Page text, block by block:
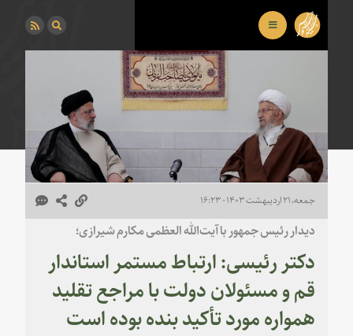
جمعه، ۲۱ اردیبهشت ۱۴۰۳ - ۱۶:۲۳
دیدار رئیس جمهور با آیت‌الله العظمی مکارم شیرازی؛
دکتر رئیسی: ارتباط مستمر استاندار
قم و مسئولان دولت با مراجع تقلید
همواره مورد تأکید بنده بوده است